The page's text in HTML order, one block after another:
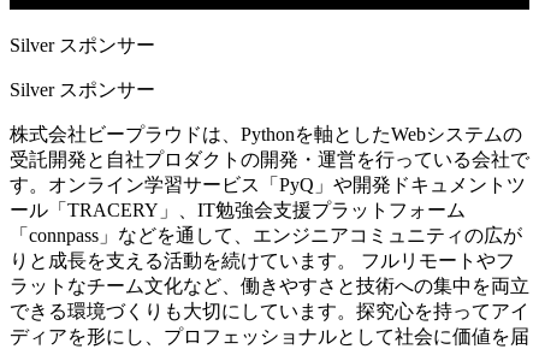
Silver スポンサー
Silver スポンサー
株式会社ビープラウドは、Pythonを軸としたWebシステムの
受託開発と自社プロダクトの開発・運営を行っている会社で
す。オンライン学習サービス「PyQ」や開発ドキュメントツ
ール「TRACERY」、IT勉強会支援プラットフォーム
「connpass」などを通して、エンジニアコミュニティの広が
りと成長を支える活動を続けています。 フルリモートやフ
ラットなチーム文化など、働きやすさと技術への集中を両立
できる環境づくりも大切にしています。探究心を持ってアイ
ディアを形にし、プロフェッショナルとして社会に価値を届